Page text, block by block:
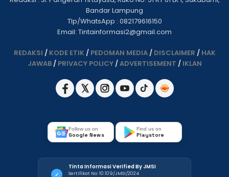
Bandar Lampung
Tlp/WhatsApp : 082179616150
Email: Tintainformasi2@gmail.com
REDAKSI / KODE ETIK / PEDOMAN MEDIA/ DISCLAIMER / HAK
JAWAB/ PRIVACY POLICY/ADVERTISEMENT / IKLAN
Follow us on
Google News
Find us on
Playstore
✓
Tinta Informasi Verified By JMSI
Sertifikat No: 10.109/JMSI/2024